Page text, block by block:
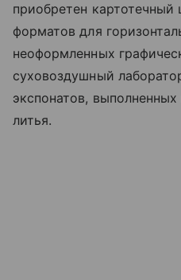
приобретен
форматов для
неоформленных
суховоздушный
экспонатов,
литья.